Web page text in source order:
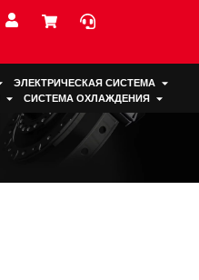
ЭЛЕКТРИЧЕСКАЯ СИСТЕМА
СИСТЕМА ОХЛАЖДЕНИЯ